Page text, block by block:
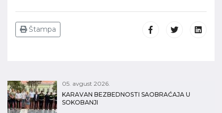
Štampa
05. avgust 2026.
KARAVAN BEZBEDNOSTI SAOBRAĆAJA U
SOKOBANJI